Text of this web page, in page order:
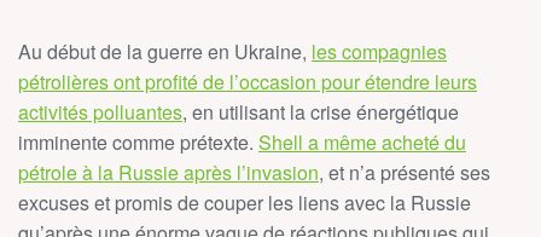
Au début de la guerre en Ukraine, les compagnies
pétrolières ont profité de l’occasion pour étendre leurs
activités polluantes, en utilisant la crise énergétique
imminente comme prétexte. Shell a même acheté du
pétrole à la Russie après l’invasion, et n’a présenté ses
excuses et promis de couper les liens avec la Russie